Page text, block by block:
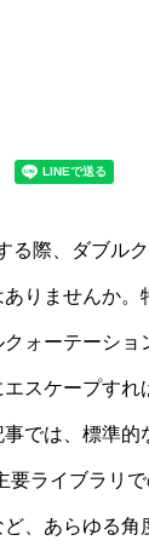
る際、ダブル
りませんか。
ォーテーショ
スケープすれ
では、標準的
要ライブラリ
、あらゆる角